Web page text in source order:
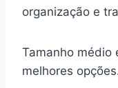
organização e
Tamanho médio
melhores